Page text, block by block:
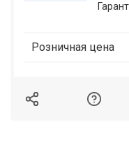
Розничная цена